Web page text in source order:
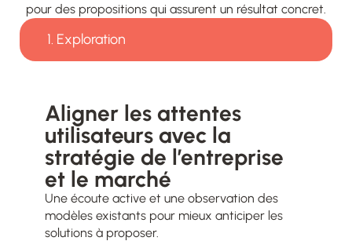
pour des propositions qui assurent un résultat concret.
1. Exploration
Aligner les attentes
utilisateurs avec la
stratégie de l’entreprise
et le marché
Une écoute active et une observation des
modèles existants pour mieux anticiper les
solutions à proposer.